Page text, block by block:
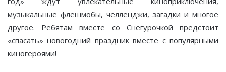
музыкальные флешмобы, челленджи, загадки и многое
другое. Ребятам вместе со Снегурочкой предстоит
«спасать» новогодний праздник вместе с популярными
киногероями!